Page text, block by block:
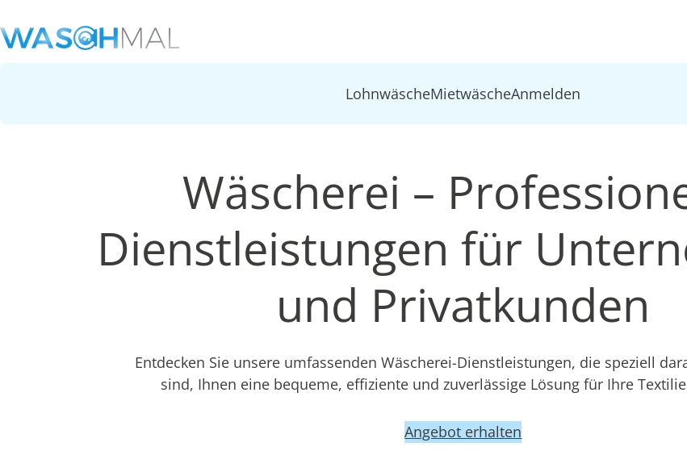
LohnwäscheMietwäscheAnmelden
Wäscherei –
Dienstleistungen für
und Privatkunden
Entdecken Sie unsere umfassenden Wäscherei-Dienstleistungen, die speziell
sind, Ihnen eine bequeme, effiziente und zuverlässige Lösung für Ihre
Angebot erhalten